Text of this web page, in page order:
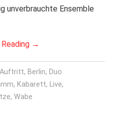
unverbrauchte Ensemble
→
Auftritt, Berlin, Duo
, Kabarett, Live,
,Wabe